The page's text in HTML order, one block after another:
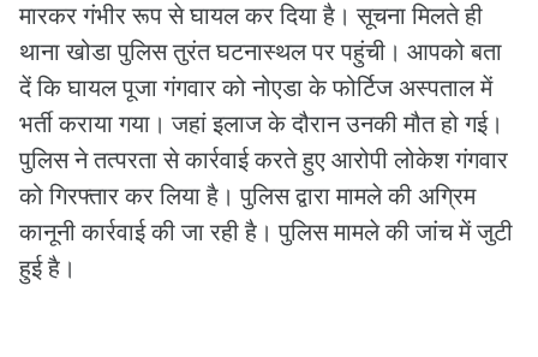
मारकर गंभीर रूप से घायल कर दिया है। सूचना मिलते ही
थाना खोडा पुलिस तुरंत घटनास्थल पर पहुंची। आपको बता
दें कि घायल पूजा गंगवार को नोएडा के फोर्टिज अस्पताल में
भर्ती कराया गया। जहां इलाज के दौरान उनकी मौत हो गई।
पुलिस ने तत्परता से कार्रवाई करते हुए आरोपी लोकेश गंगवार
को गिरफ्तार कर लिया है। पुलिस द्वारा मामले की अग्रिम
कानूनी कार्रवाई की जा रही है। पुलिस मामले की जांच में जुटी
हुई है।